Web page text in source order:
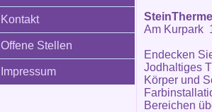
Kontakt
Offene Stellen
Impressum
Am Kurpark
Endecken
Jodhaltiges
Körper und
Bereichen